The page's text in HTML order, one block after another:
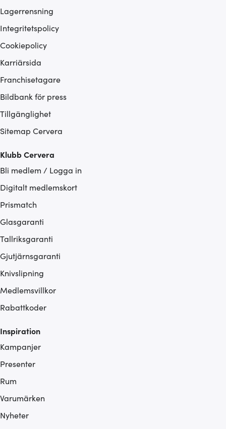
Lagerrensning
Integritetspolicy
Cookiepolicy
Karriärsida
Franchisetagare
Bildbank för press
Tillgänglighet
Sitemap Cervera
Klubb Cervera
Bli medlem / Logga in
Digitalt medlemskort
Prismatch
Glasgaranti
Tallriksgaranti
Gjutjärnsgaranti
Knivslipning
Medlemsvillkor
Rabattkoder
Inspiration
Kampanjer
Presenter
Rum
Varumärken
Nyheter